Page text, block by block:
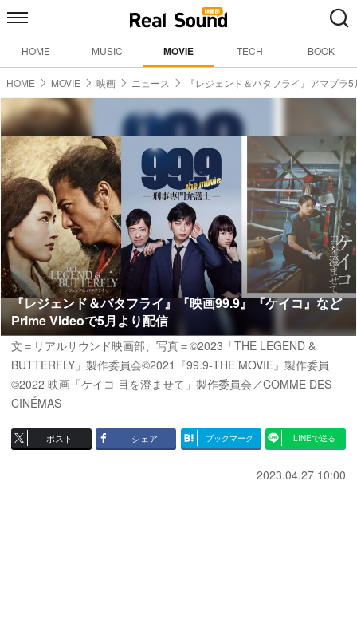
HOME MUSIC MOVIE TECH BOOK
HOME MOVIE 映画 ニュース 『レジェンド＆バタフライ』アマプラ
『レジェンド＆バタフライ』『映画99.9』『ケイコ』など
Prime Videoで5月より配信
文＝リアルサウンド映画部、写真＝©2023「THE LEGEND &
BUTTERFLY」製作委員会©2021『99.9-THE MOVIE』製作委員
©2022 映画「ケイコ 目を澄ませて」製作委員会／COMME DES
CINÉMAS
ポスト シェア ブックマーク LINEで送る
2023.04.27 10:00